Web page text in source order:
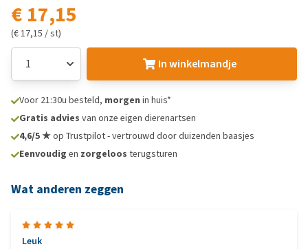
€ 17,15
(€ 17,15 / st)
In winkelmandje
Voor 21:30u besteld, morgen in huis*
Gratis advies van onze eigen dierenartsen
4,6/5 ★op Trustpilot - vertrouwd door duizenden baasjes
Eenvoudig en zorgeloos terugsturen
Wat anderen zeggen
Leuk